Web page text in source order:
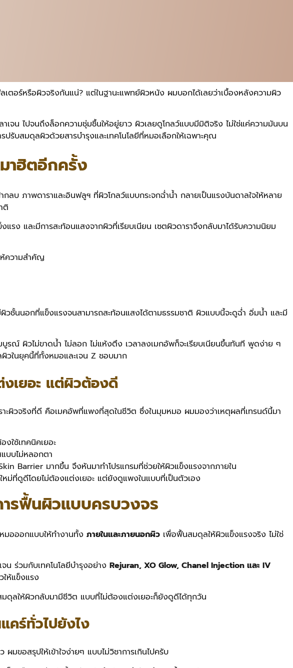
อร์หรือผิวจริงกันแน่? แต่ในฐานะแพทย์ผิวหนัง ผมบอกได้เลยว่าเบื้องหลังความผิว
จน ไปจนถึงล็อกความชุ่มชื้นให้อยู่ยาว ผิวเลยดูโกลว์แบบมีมิติจริง ไม่ใช่แค่ความมันบน
รับสมดุลผิวด้วยสารบำรุงและเทคโนโลยีที่หมอเลือกให้เฉพาะคุณ
าฮิตอีกครั้ง
กลบ ภาพดาราและอินฟลูฯ ที่ผิวโกลว์แบบกระจกฉ่ำน้ำ กลายเป็นแรงบันดาลใจให้หลาย
ติ
รง และมีการสะท้อนแสงจากผิวที่เรียบเนียน เซตผิวดาราจึงกลับมาได้รับความนิยม
ความสำคัญ
ผิวชั้นนอกที่แข็งแรงจนสามารถสะท้อนแสงได้ตามธรรมชาติ ผิวแบบนี้จะดูฉ่ำ อิ่มน้ำ และมี
ผิวไม่ขาดน้ำ ไม่ลอก ไม่แห้งตึง เวลาลงเมกอัพก็จะเรียบเนียนขึ้นทันที พูดง่าย ๆ
วในยุคนี้ที่ทั้งหมอและเจน Z ชอบมาก
งเยอะ แต่ผิวต้องดี
ผิวจริงที่ดี คือเมคอัพที่แพงที่สุดในชีวิต ซึ่งในมุมหมอ ผมมองว่าเหตุผลที่เทรนด์นี้มา
งใช้เทคนิคเยอะ
บบไม่หลอกตา
Barrier มากขึ้น จึงหันมาทำโปรแกรมที่ช่วยให้ผิวแข็งแรงจากภายใน
ที่ดูดีโดยไม่ต้องแต่งเยอะ แต่ยังดูแพงในแบบที่เป็นตัวเอง
รฟื้นผิวแบบครบวงจร
มอออกแบบให้ทำงานทั้ง ภายในและภายนอกผิว เพื่อฟื้นสมดุลให้ผิวแข็งแรงจริง ไม่ใช่
น ร่วมกับเทคโนโลยีบำรุงอย่าง Rejuran, XO Glow, Chanel Injection และ IV
ให้แข็งแรง
ดุลให้ผิวกลับมามีชีวิต แบบที่ไม่ต้องแต่งเยอะก็ยังดูดีได้ทุกวัน
คร์ทั่วไปยังไง
มขอสรุปให้เข้าใจง่ายๆ แบบไม่วิชาการเกินไปครับ